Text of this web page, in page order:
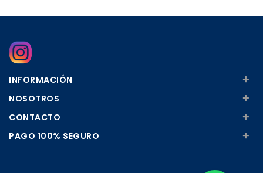
INFORMACIÓN +
NOSOTROS +
CONTACTO +
PAGO 100% SEGURO +